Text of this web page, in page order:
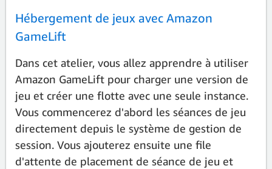
Hébergement de jeux avec Amazon
GameLift
Dans cet atelier, vous allez apprendre à utiliser
Amazon GameLift pour charger une version de
jeu et créer une flotte avec une seule instance.
Vous commencerez d'abord les séances de jeu
directement depuis le système de gestion de
session. Vous ajouterez ensuite une file
d'attente de placement de séance de jeu et